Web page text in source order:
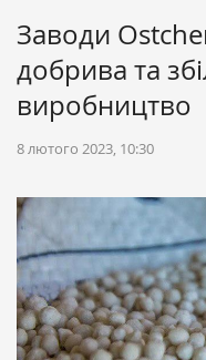
Заводи
добрива та
виробництво
8 лютого 2023, 10:30